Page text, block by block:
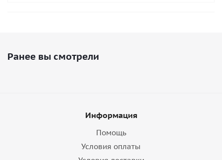
Ранее вы смотрели
Информация
Помощь
Условия оплаты